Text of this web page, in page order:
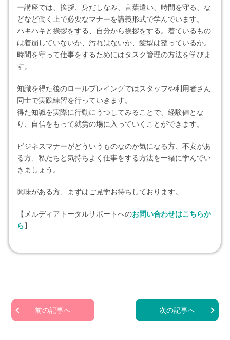
ー講座では、挨拶、身だしなみ、言葉遣い、時間を守る、な
どなど働く上で必要なマナーを講義形式で学んでいます。
ハキハキと挨拶をする、自分から挨拶をする。着ているもの
は着崩していないか、汚れはないか、髪型は整っているか。
時間を守って仕事をするためにはタスク管理の方法を学びま
す。
知識を得た後のロールプレイングではスタッフや利用者さん
同士で実践練習を行っていきます。
得た知識を実際に行動にうつしてみることで、経験値とな
り、自信をもって就労の場に入っていくことができます。
ビジネスマナーがどういうものなのか気になる方、不安があ
る方、私たちと気持ちよく仕事をする方法を一緒に学んでい
きましょう。
興味がある方、まずはご見学お待ちしております。
【メルディアトータルサポートへのお問い合わせはこちらか
ら】
前の記事へ 次の記事へ